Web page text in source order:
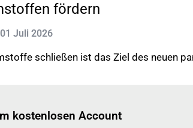
fördern
Juli 2026
schließen ist das Ziel des neuen
kostenlosen Account